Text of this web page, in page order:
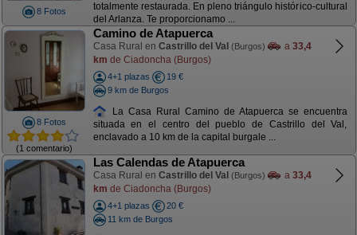
8 Fotos
totalmente restaurada. En pleno triángulo histórico-cultural
del Arlanza. Te proporcionamo ...
8 Fotos
(1 comentario)
Camino de Atapuerca
Casa Rural en Castrillo del Val (Burgos) a 33,4
km de Ciadoncha (Burgos)
4+1 plazas
19 €
9 km de Burgos
La Casa Rural Camino de Atapuerca se encuentra
situada en el centro del pueblo de Castrillo del Val,
enclavado a 10 km de la capital burgale ...
Las Calendas de Atapuerca
Casa Rural en Castrillo del Val (Burgos) a 33,4
km de Ciadoncha (Burgos)
4+1 plazas
20 €
11 km de Burgos